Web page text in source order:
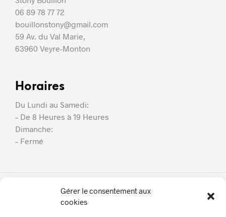
Gérer le consentement aux
cookies
06 89 78 77 72
bouillonstony@gmail.com
59 Av. du Val Marie,
63960 Veyre-Monton
Horaires
Du Lundi au Samedi:
– De 8 Heures à 19 Heures
Dimanche:
– Fermé
SB Couverture